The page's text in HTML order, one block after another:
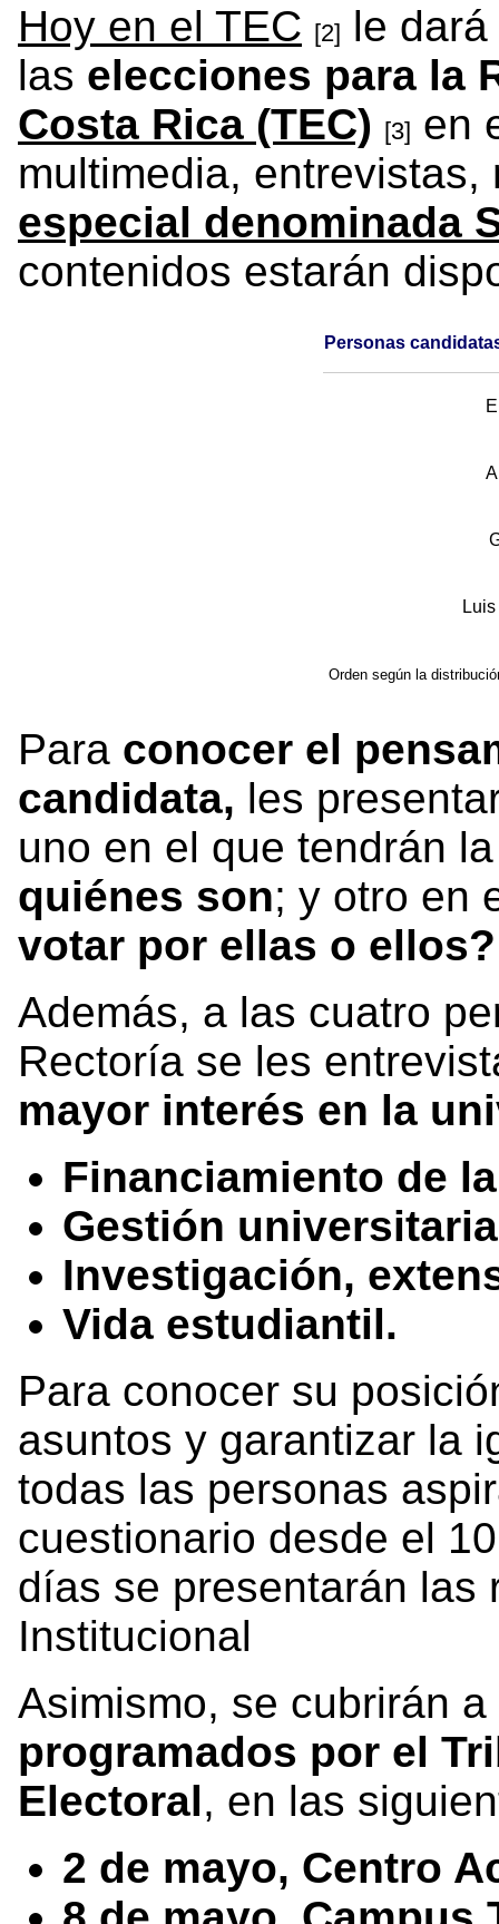
Hoy en el TEC [2] le
las elecciones para la
Costa Rica (TEC) [3] en
multimedia,
especial denominada
contenidos estarán
Personas
Orden según la
Para conocer el
candidata, les
uno en el que tendrán
quiénes son; y otro en
votar por ellas o ellos?
Además, a las cuatro
Rectoría se les
mayor interés en la
Financiamiento de
Gestión
Investigación,
Vida estudiantil.
Para conocer su
asuntos y garantizar la
todas las personas
cuestionario desde el
días se presentarán las
Institucional
Asimismo, se cubrirán
programados por el
Electoral, en las
2 de mayo, Centro